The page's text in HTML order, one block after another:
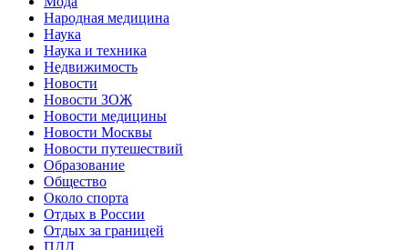
Народная медицина
Наука
Наука и техника
Недвижимость
Новости
Новости ЗОЖ
Новости медицины
Новости Москвы
Новости путешествий
Образование
Общество
Около спорта
Отдых в России
Отдых за границей
ПДД